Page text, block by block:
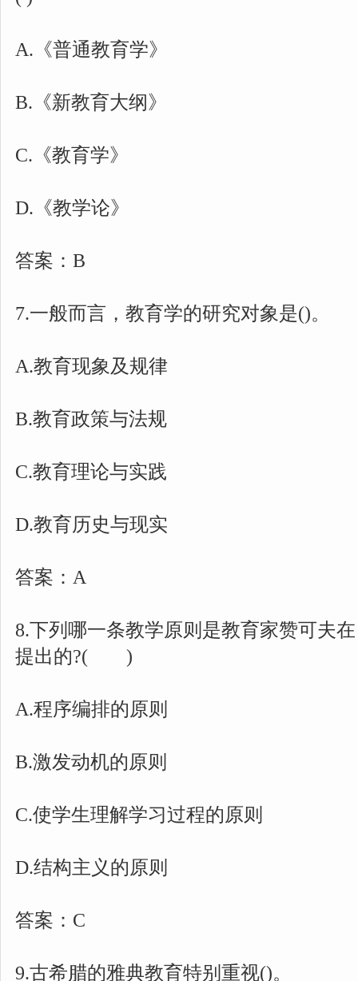
A.《普通教育学》
B.《新教育大纲》
C.《教育学》
D.《教学论》
答案：B
7.一般而言，教育学的研究对象是()。
A.教育现象及规律
B.教育政策与法规
C.教育理论与实践
D.教育历史与现实
答案：A
8.下列哪一条教学原则是教育家赞可夫
提出的?( )
A.程序编排的原则
B.激发动机的原则
C.使学生理解学习过程的原则
D.结构主义的原则
答案：C
9.古希腊的雅典教育特别重视()。